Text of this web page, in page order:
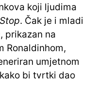
koji ljudima
. Čak je i mladi
, prikazan na
Ronaldinhom,
umjetnom
bi tvrtki dao